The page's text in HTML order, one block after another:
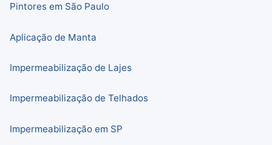
Pintores em São Paulo
Aplicação de Manta
Impermeabilização de Lajes
Impermeabilização de Telhados
Impermeabilização em SP